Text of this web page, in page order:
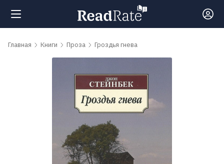
Поиск
Главная Книги Проза Гроздья гнева